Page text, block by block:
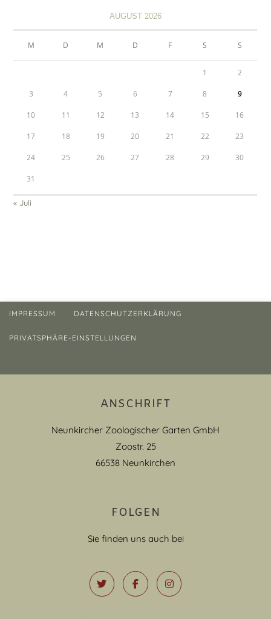
AUGUST 2026
M D M D F S S
1 2
3 4 5 6 7 8 9
10 11 12 13 14 15 16
17 18 19 20 21 22 23
24 25 26 27 28 29 30
31
« Juli
IMPRESSUM DATENSCHUTZERKLÄRUNG
PRIVATSPHÄRE-EINSTELLUNGEN
ANSCHRIFT
Neunkircher Zoologischer Garten GmbH
Zoostr. 25
66538 Neunkirchen
FOLGEN
Sie finden uns auch bei